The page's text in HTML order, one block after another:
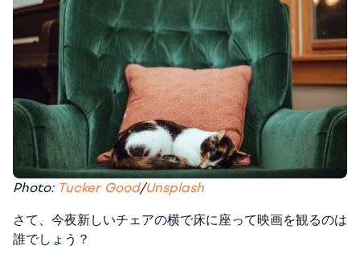
Photo: Tucker Good/Unsplash
さて、今夜新しいチェアの横で床に座って映画を観るのは
誰でしょう？